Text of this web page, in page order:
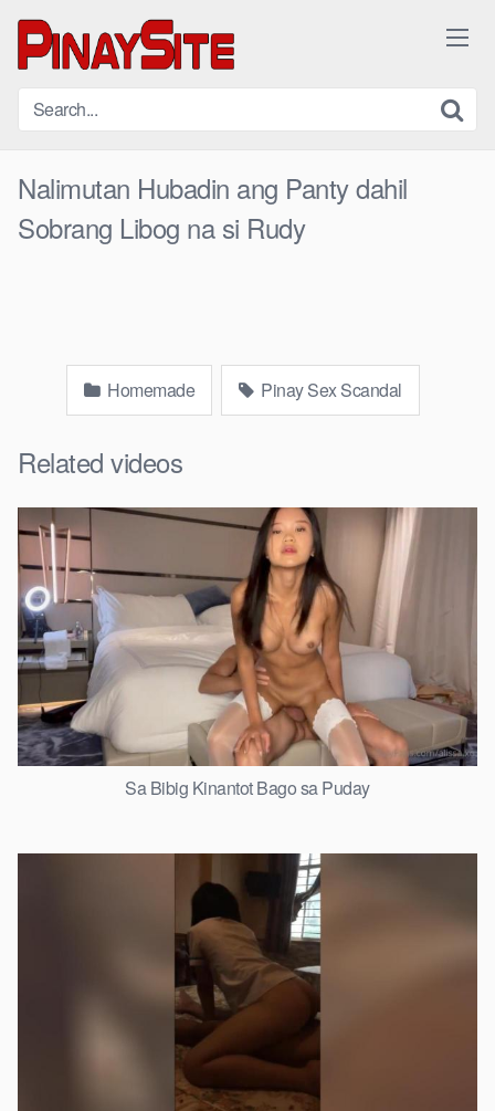
content
Nalimutan Hubadin ang Panty dahil
Sobrang Libog na si Rudy
Homemade Pinay Sex Scandal
Related videos
Sa Bibig Kinantot Bago sa Puday